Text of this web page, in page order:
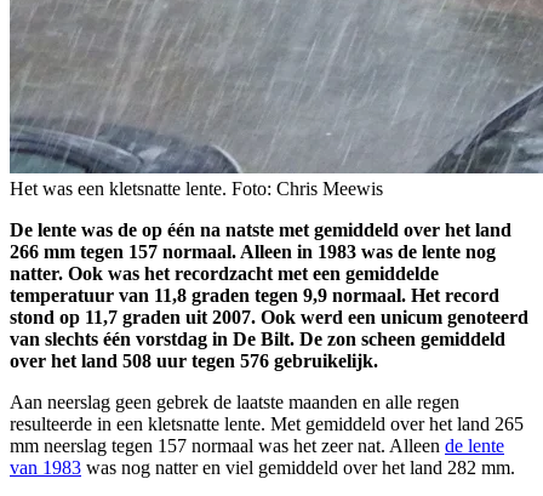
Het was een kletsnatte lente. Foto: Chris Meewis
De lente was de op één na natste met gemiddeld over het land
266 mm tegen 157 normaal. Alleen in 1983 was de lente nog
natter. Ook was het recordzacht met een gemiddelde
temperatuur van 11,8 graden tegen 9,9 normaal. Het record
stond op 11,7 graden uit 2007. Ook werd een unicum genoteerd
van slechts één vorstdag in De Bilt. De zon scheen gemiddeld
over het land 508 uur tegen 576 gebruikelijk.
Aan neerslag geen gebrek de laatste maanden en alle regen
resulteerde in een kletsnatte lente. Met gemiddeld over het land 265
mm neerslag tegen 157 normaal was het zeer nat. Alleen de lente
van 1983 was nog natter en viel gemiddeld over het land 282 mm.